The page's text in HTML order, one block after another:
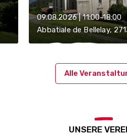
09.08.2026 | 11:00-18:00
Abbatiale de Bellelay,
Alle
UNSERE